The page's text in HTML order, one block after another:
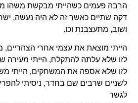
הרבה פעמים כשהייתי מבקשת משהו
דקה שתיים כאשר זה לא היה נעשה,
ושוב, מתעצבנת וכו.
הייתי מוצאת את עצמי אחרי הצהריים,
לזו שלא עלתה להתקלח, הייתי מעירה
לזו שלא אספה את המשחקים, הייתי
לשניים שרבים שם בחדר, ניסיתי
לגשר